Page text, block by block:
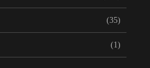
(35)
(1)